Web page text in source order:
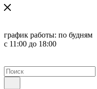
график работы: по будням
с 11:00 до 18:00